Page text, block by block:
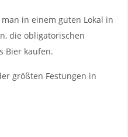
in einem guten Lokal in
die obligatorischen
Bier kaufen.
größten Festungen in